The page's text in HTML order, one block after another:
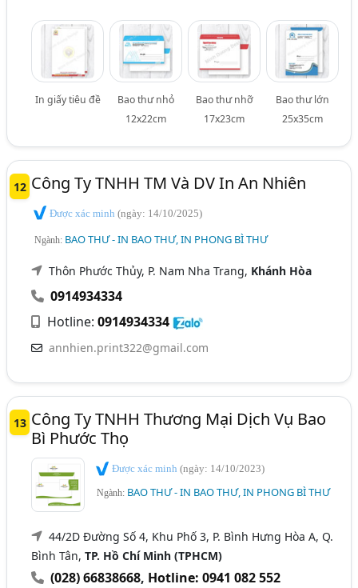
In giấy tiêu đề
Bao thư nhỏ
12x22cm
Bao thư nhỡ
17x23cm
Bao thư lớn
25x35cm
12 Công Ty TNHH TM Và DV In An Nhiên
Được xác minh(ngày: 14/10/2025)
Ngành: BAO THƯ - IN BAO THƯ, IN PHONG BÌ THƯ
Thôn Phước Thủy, P. Nam Nha Trang, Khánh Hòa
0914934334
Hotline:0914934334
annhien.print322@gmail.com
13 Công Ty TNHH Thương Mại Dịch Vụ Bao
Bì Phước Thọ
Được xác minh(ngày: 14/10/2023)
Ngành: BAO THƯ - IN BAO THƯ, IN PHONG BÌ THƯ
44/2D Đường Số 4, Khu Phố 3, P. Bình Hưng Hòa A, Q.
Bình Tân,TP. Hồ Chí Minh (TPHCM)
(028) 66838668, Hotline: 0941 082 552